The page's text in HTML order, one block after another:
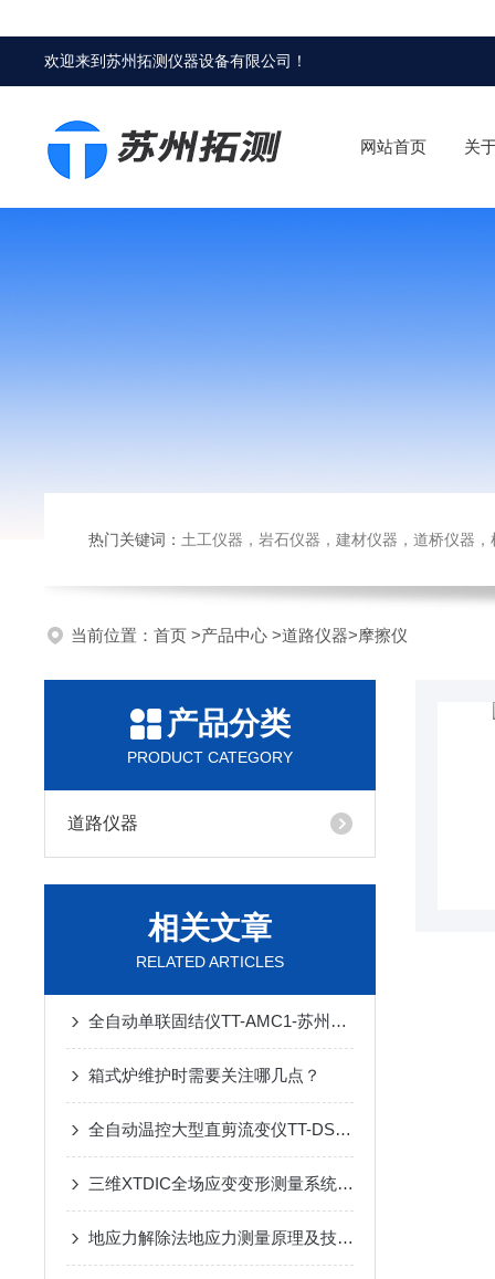
欢迎来到苏州拓测仪器设备有限公司 ！
网站首页 关
热门关键词： 土工仪器，岩石仪器，建材仪器，道桥仪器，检测
当前位置： 首页 >产品中心 >道路仪器>摩擦仪
产品分类
PRODUCT CATEGORY
道路仪器
相关文章
RELATED ARTICLES
全自动单联固结仪TT-AMC1-苏州拓测仪器设备有限公司
箱式炉维护时需要关注哪几点？
全自动温控大型直剪流变仪TT-DS10T型
三维XTDIC全场应变变形测量系统在土木工程领域案例
地应力解除法地应力测量原理及技术之空心包体地应力测量相关设备